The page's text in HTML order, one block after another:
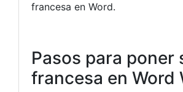
francesa en Word.
Pasos para poner
francesa en Word